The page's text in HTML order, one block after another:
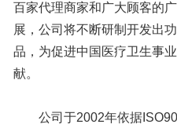
百家代理商家和广大顾客的
展，公司将不断研制开发出
品，为促进中国医疗卫生事
献。
公司于2002年依据